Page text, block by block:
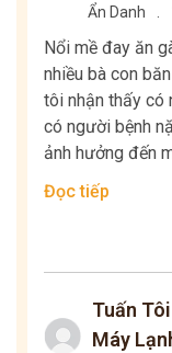
Ẩn Danh .
Nổi mề đay ăn
nhiều bà con
tôi nhận thấy có
có người bệnh
ảnh hưởng đến
Đọc tiếp
Tuấn
Máy